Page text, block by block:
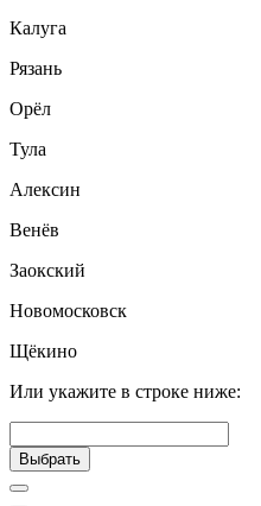
Калуга
Рязань
Орёл
Тула
Алексин
Венёв
Заокский
Новомосковск
Щёкино
Или укажите в строке ниже:
Выбрать